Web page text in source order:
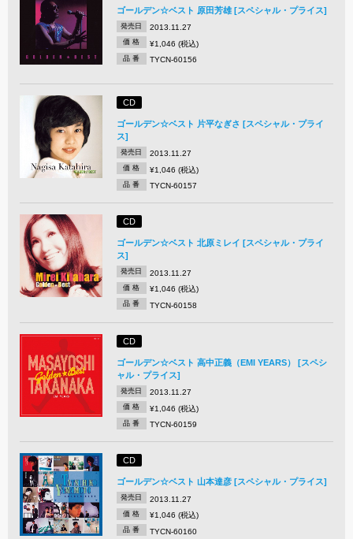
ゴールデン☆ベスト 原田芳雄 [スペシャル・プライス]
発売日 2013.11.27
価 格 ¥1,046 (税込)
品 番 TYCN-60156
CD
ゴールデン☆ベスト 片平なぎさ [スペシャル・プライ
ス]
発売日 2013.11.27
価 格 ¥1,046 (税込)
品 番 TYCN-60157
CD
ゴールデン☆ベスト 北原ミレイ [スペシャル・プライ
ス]
発売日 2013.11.27
価 格 ¥1,046 (税込)
品 番 TYCN-60158
CD
ゴールデン☆ベスト 高中正義（EMI YEARS） [スペシ
ャル・プライス]
発売日 2013.11.27
価 格 ¥1,046 (税込)
品 番 TYCN-60159
CD
ゴールデン☆ベスト 山本達彦 [スペシャル・プライス]
発売日 2013.11.27
価 格 ¥1,046 (税込)
品 番 TYCN-60160